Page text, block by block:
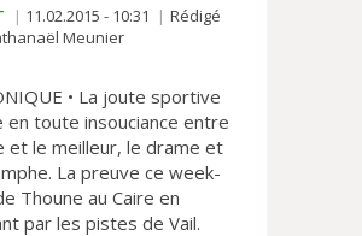
11.02.2015 - 10:31
Rédigé
Meunier
• La joute sportive
en toute insouciance entre
et le meilleur, le drame et
La preuve ce week-
Thoune au Caire en
par les pistes de Vail.